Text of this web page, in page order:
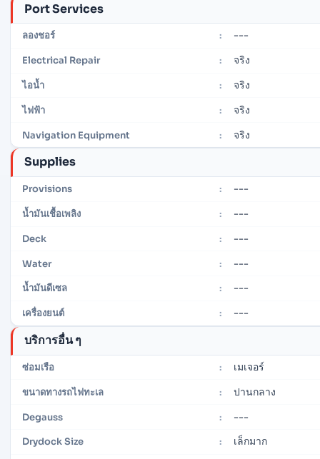
Port Services
ลองชอร์ : ---
Electrical Repair : จริง
ไอน้ำ : จริง
ไฟฟ้า : จริง
Navigation Equipment : จริง
Supplies
Provisions : ---
น้ำมันเชื้อเพลิง : ---
Deck : ---
Water : ---
น้ำมันดีเซล : ---
เครื่องยนต์ : ---
บริการอื่น ๆ
ซ่อมเรือ : เมเจอร์
ขนาดทางรถไฟทะเล : ปานกลาง
Degauss : ---
Drydock Size : เล็กมาก